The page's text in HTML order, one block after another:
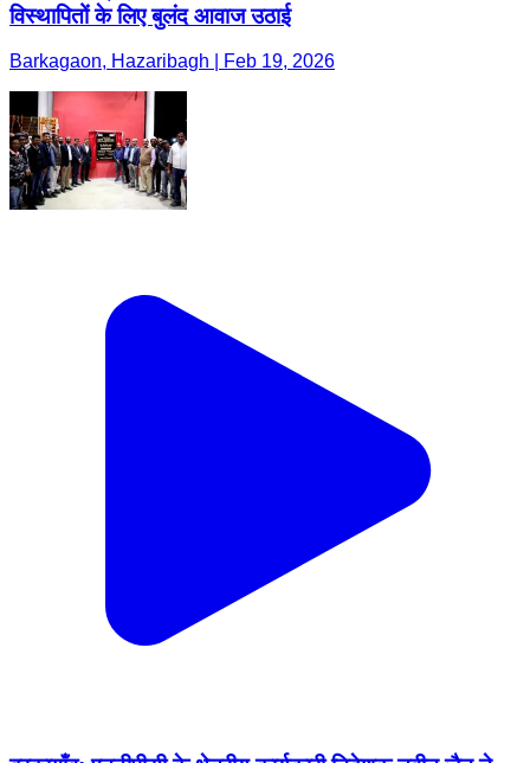
विस्थापितों के लिए बुलंद आवाज उठाई
Barkagaon, Hazaribagh | Feb 19, 2026